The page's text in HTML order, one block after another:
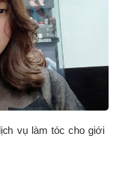
vụ làm tóc cho giới